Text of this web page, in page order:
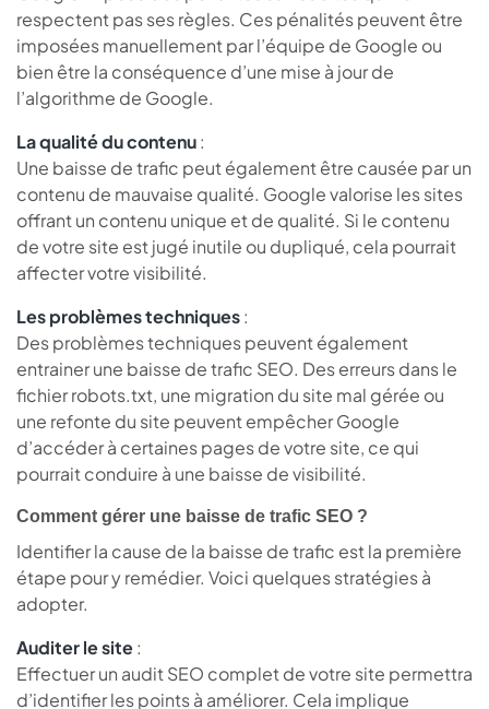
respectent pas ses règles. Ces pénalités peuvent être
imposées manuellement par l’équipe de Google ou
bien être la conséquence d’une mise à jour de
l’algorithme de Google.
La qualité du contenu:
Une baisse de trafic peut également être causée par un
contenu de mauvaise qualité. Google valorise les sites
offrant un contenu unique et de qualité. Si le contenu
de votre site est jugé inutile ou dupliqué, cela pourrait
affecter votre visibilité.
Les problèmes techniques:
Des problèmes techniques peuvent également
entrainer une baisse de trafic SEO. Des erreurs dans le
fichier robots.txt, une migration du site mal gérée ou
une refonte du site peuvent empêcher Google
d’accéder à certaines pages de votre site, ce qui
pourrait conduire à une baisse de visibilité.
Comment gérer une baisse de trafic SEO ?
Identifier la cause de la baisse de trafic est la première
étape pour y remédier. Voici quelques stratégies à
adopter.
Auditer le site:
Effectuer un audit SEO complet de votre site permettra
d’identifier les points à améliorer. Cela implique